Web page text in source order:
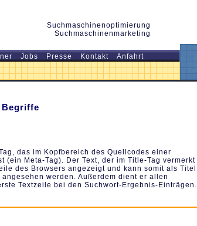
Suchmaschinenoptimierung
Suchmaschinenmarketing
Jobs Presse Kontakt Anfahrt
das im Kopfbereich des Quellcodes einer
(ein Meta-Tag). Der Text, der im Title-Tag vermerkt
des Browsers angezeigt und kann somit als Titel
werden. Außerdem dient er allen
Textzeile bei den Suchwort-Ergebnis-Einträgen.